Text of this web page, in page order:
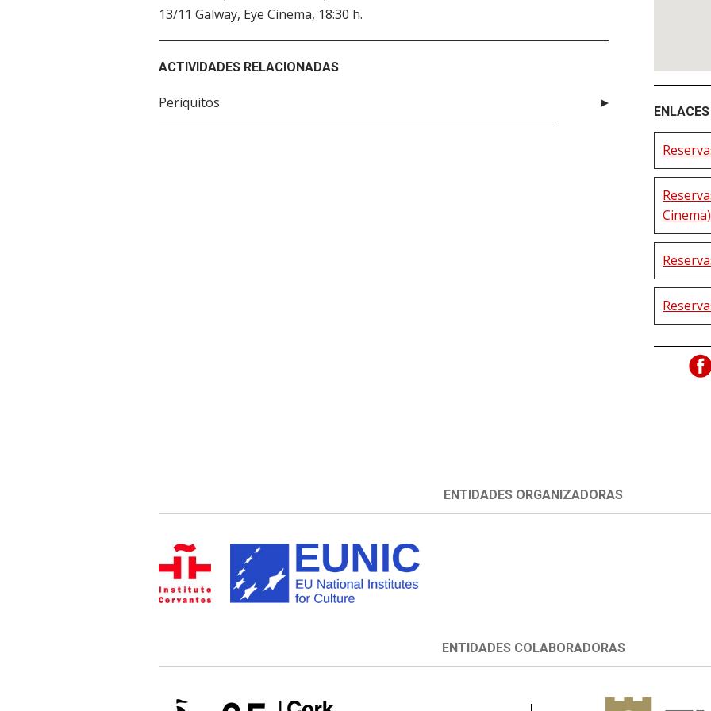
13/11 Galway, Eye Cinema, 18:30 h.
ACTIVIDADES RELACIONADAS
Periquitos
Cinema)
ENTIDADES ORGANIZADORAS
ENTIDADES COLABORADORAS